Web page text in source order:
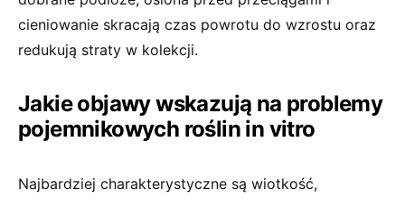
cieniowanie skracają czas powrotu do wzrostu oraz
redukują straty w kolekcji.
Jakie objawy wskazują na problemy
pojemnikowych roślin in vitro
Najbardziej charakterystyczne są wiotkość,